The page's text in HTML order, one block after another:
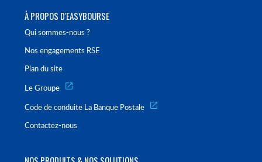
À PROPOS D'EASYBOURSE
Qui sommes-nous ?
Nos engagements RSE
Plan du site
Le Groupe
Code de conduite La Banque Postale
Contactez-nous